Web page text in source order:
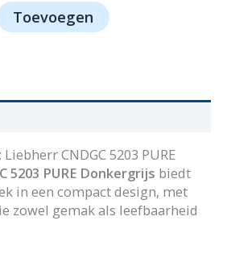
Toevoegen
CNDGC 5203 PURE
5203 PURE Donkergrijs biedt
in een compact design, met
zowel gemak als leefbaarheid